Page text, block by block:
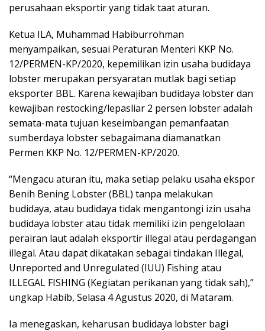
perusahaan eksportir yang tidak taat aturan.
Ketua ILA, Muhammad Habiburrohman
menyampaikan, sesuai Peraturan Menteri KKP No.
12/PERMEN-KP/2020, kepemilikan izin usaha budidaya
lobster merupakan persyaratan mutlak bagi setiap
eksporter BBL. Karena kewajiban budidaya lobster dan
kewajiban restocking/lepasliar 2 persen lobster adalah
semata-mata tujuan keseimbangan pemanfaatan
sumberdaya lobster sebagaimana diamanatkan
Permen KKP No. 12/PERMEN-KP/2020.
“Mengacu aturan itu, maka setiap pelaku usaha ekspor
Benih Bening Lobster (BBL) tanpa melakukan
budidaya, atau budidaya tidak mengantongi izin usaha
budidaya lobster atau tidak memiliki izin pengelolaan
perairan laut adalah eksportir illegal atau perdagangan
illegal. Atau dapat dikatakan sebagai tindakan Illegal,
Unreported and Unregulated (IUU) Fishing atau
ILLEGAL FISHING (Kegiatan perikanan yang tidak sah),”
ungkap Habib, Selasa 4 Agustus 2020, di Mataram.
Ia menegaskan, keharusan budidaya lobster bagi